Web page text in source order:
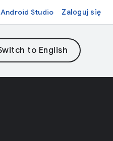
Android Studio Zaloguj się